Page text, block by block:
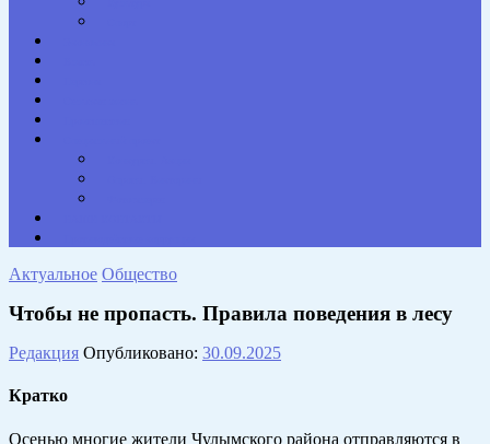
Актуальное Общество
Чтобы не пропасть. Правила поведения в лесу
Редакция Опубликовано: 30.09.2025
Кратко
Осенью многие жители Чулымского района отправляются в